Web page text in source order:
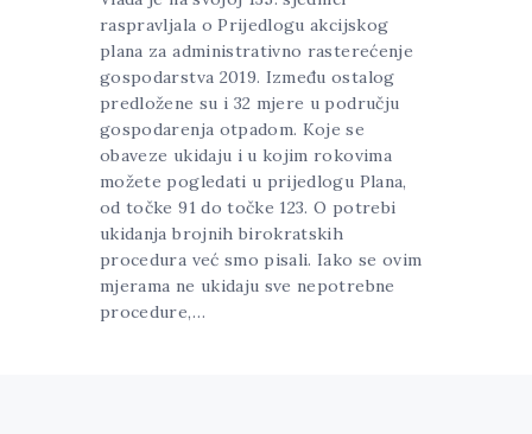
raspravljala o Prijedlogu akcijskog
plana za administrativno rasterećenje
gospodarstva 2019. Između ostalog
predložene su i 32 mjere u području
gospodarenja otpadom. Koje se
obaveze ukidaju i u kojim rokovima
možete pogledati u prijedlogu Plana,
od točke 91 do točke 123. O potrebi
ukidanja brojnih birokratskih
procedura već smo pisali. Iako se ovim
mjerama ne ukidaju sve nepotrebne
procedure,…